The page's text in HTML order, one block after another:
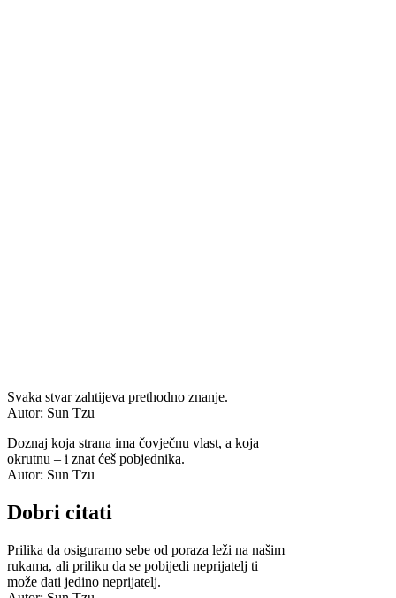
Svaka stvar zahtijeva prethodno znanje.
Autor: Sun Tzu
Doznaj koja strana ima čovječnu vlast, a koja
okrutnu – i znat ćeš pobjednika.
Autor: Sun Tzu
Dobri citati
Prilika da osiguramo sebe od poraza leži na našim
rukama, ali priliku da se pobijedi neprijatelj ti
može dati jedino neprijatelj.